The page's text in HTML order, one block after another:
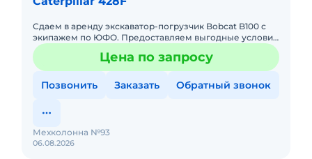
Сдаем в аренду экскаватор-погрузчик Bobcat B100 с
экипажем по ЮФО. Предоставляем выгодные условия
для аренды экскаватора-погрузчика Bobcat B100 в
Южном федералЦена по запросу
Позвонить Заказать Обратный звонок
06.08.2026
Мехколонна №93